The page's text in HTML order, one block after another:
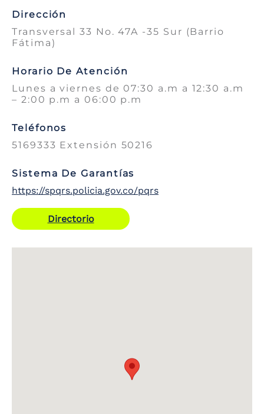
Dirección
Transversal 33 No. 47A -35 Sur (Barrio
Fátima)
Horario De Atención
Lunes a viernes de 07:30 a.m a 12:30 a.m
– 2:00 p.m a 06:00 p.m
Teléfonos
5169333 Extensión 50216
Sistema De Garantías
https://spqrs.policia.gov.co/pqrs
Directorio